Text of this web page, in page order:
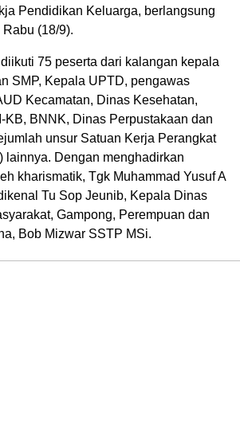
Pendidikan Keluarga, berlangsung
(18/9).
75 peserta dari kalangan kepala
SMP, Kepala UPTD, pengawas
Kecamatan, Dinas Kesehatan,
KB, BNNK, Dinas Perpustakaan dan
unsur Satuan Kerja Perangkat
lainnya. Dengan menghadirkan
kharismatik, Tgk Muhammad Yusuf A
Tu Sop Jeunib, Kepala Dinas
Gampong, Perempuan dan
Bob Mizwar SSTP MSi.